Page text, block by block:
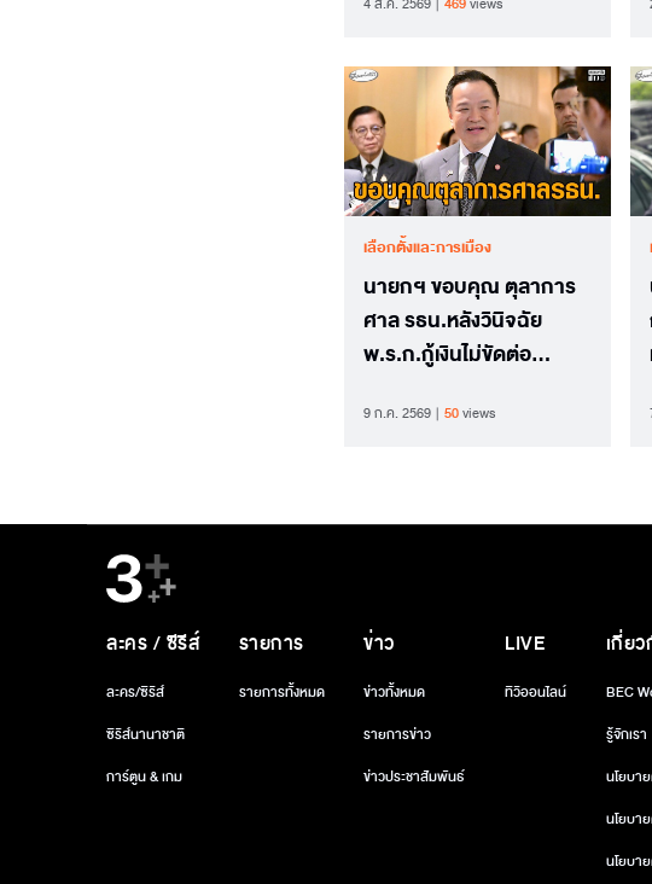
เลือกตั้งและการเมือง
นายกฯ ขอบคุณ ตุลาการ
ศาล รธน.หลังวินิจฉัย
พ.ร.ก.กู้เงินไม่ขัดต่อ
ทุกบาท
9 ก.ค. 2569 50views
ละคร / ซีรีส์
ละคร/ซีรีส์
ซีรีส์นานาชาติ
การ์ตูน & เกม
รายการ
รายการทั้งหมด
ข่าว
ข่าวทั้งหมด
รายการข่าว
ข่าวประชาสัมพันธ์
LIVE
ทีวีออนไลน์
เกี่ย
BEC
รู้จักเรา
นโยบา
นโยบา
นโยบา